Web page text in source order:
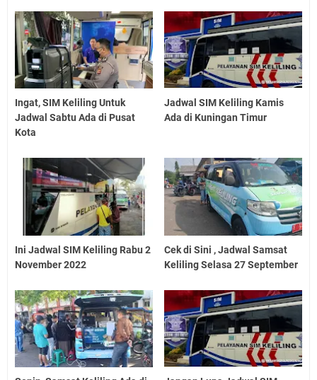
Ingat, SIM Keliling Untuk
Jadwal Sabtu Ada di Pusat
Kota
Jadwal SIM Keliling Kamis
Ada di Kuningan Timur
Ini Jadwal SIM Keliling Rabu 2
November 2022
Cek di Sini , Jadwal Samsat
Keliling Selasa 27 September